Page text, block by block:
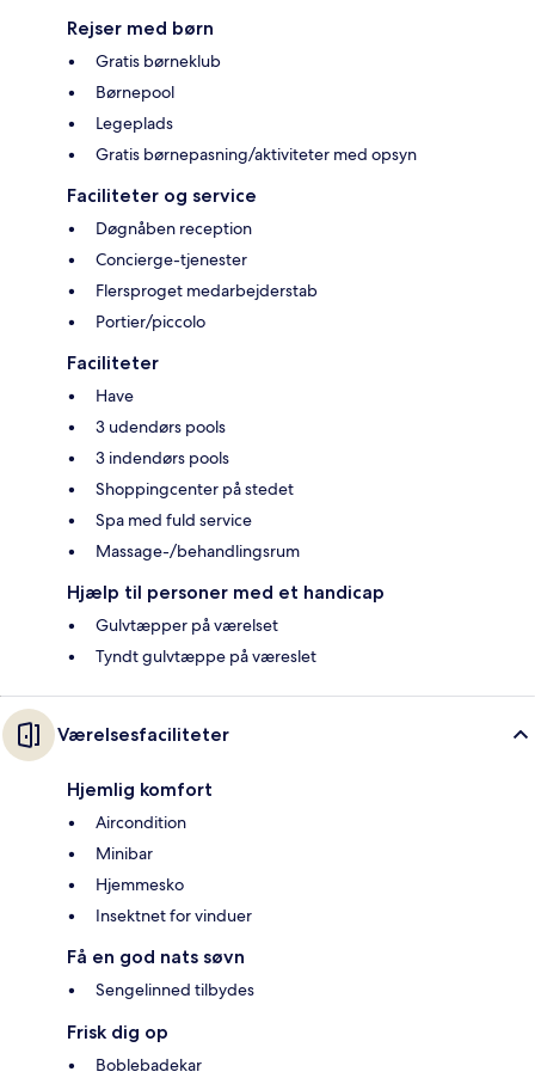
Rejser med børn
Gratis børneklub
Børnepool
Legeplads
Gratis børnepasning/aktiviteter med opsyn
Faciliteter og service
Døgnåben reception
Concierge-tjenester
Flersproget medarbejderstab
Portier/piccolo
Faciliteter
Have
3 udendørs pools
3 indendørs pools
Shoppingcenter på stedet
Spa med fuld service
Massage-/behandlingsrum
Hjælp til personer med et handicap
Gulvtæpper på værelset
Tyndt gulvtæppe på væreslet
Værelsesfaciliteter
Hjemlig komfort
Aircondition
Minibar
Hjemmesko
Insektnet for vinduer
Få en god nats søvn
Sengelinned tilbydes
Frisk dig op
Boblebadekar